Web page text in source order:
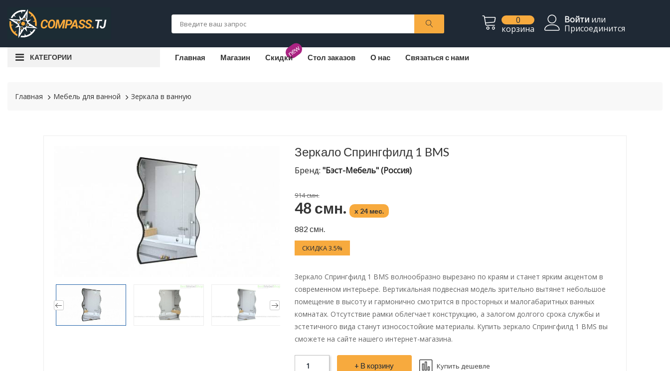
0
корзина
Войти или
Присоединится
КАТЕГОРИИ Главная Магазин new
Скидки Стол заказов О нас Связаться с нами
Главная Мебель для ванной Зеркала в ванную
Зеркало Спрингфилд 1 BMS
Бренд: "Бэст-Мебель" (Россия)
914 смн.
48 смн. x 24 мес.
882 смн.
СКИДКА 3.5%
Зеркало Спрингфилд 1 BMS волнообразно вырезано по краям и станет ярким акцентом в
современном интерьере. Вертикальная подвесная модель зрительно вытянет небольшое
помещение в высоту и гармонично смотрится в просторных и малогабаритных ванных
комнатах. Отсутствие рамки облегчает конструкцию, а залогом долгого срока службы и
эстетичного вида станут износостойкие материалы. Купить зеркало Спрингфилд 1 BMS вы
сможете на сайте нашего интернет-магазина.
+ В корзину Купить дешевле